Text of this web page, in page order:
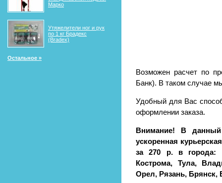
Марко
Утяжелители ног и рук
по 1 кг Брадекс
(Bradex)
Остальное »
Возможен расчет по
Банк). В таком случае
Удобный для Вас
оформлении заказа.
Внимание! В данный
ускоренная
за 270 р. в города:
Кострома, Тула,
Орел, Рязань, Брянск,